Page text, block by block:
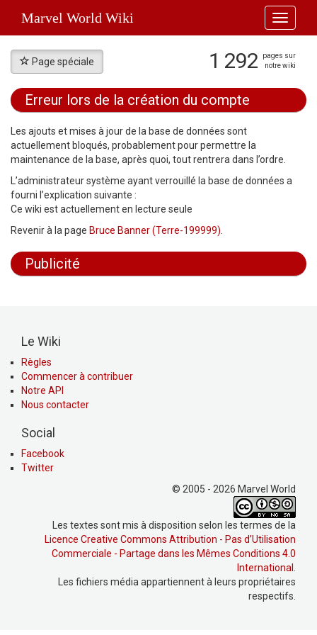
Toggle
Marvel World Wiki
Page spéciale 1 292
pages sur
notre wiki
Erreur lors de la création du compte
Les ajouts et mises à jour de la base de données sont
actuellement bloqués, probablement pour permettre la
maintenance de la base, après quoi, tout rentrera dans l’ordre.
L’administrateur système ayant verrouillé la base de données a
fourni l’explication suivante :
Ce wiki est actuellement en lecture seule
Revenir à la page Bruce Banner (Terre-199999).
Publicité
Le Wiki
Règles
Commencer à contribuer
Notre API
Nous contacter
Social
Facebook
Twitter
© 2005 - 2026 Marvel World
Les textes sont mis à disposition selon les termes de la
Licence Creative Commons Attribution - Pas d’Utilisation
Commerciale - Partage dans les Mêmes Conditions 4.0
International .
Les fichiers média appartiennent à leurs propriétaires
respectifs.